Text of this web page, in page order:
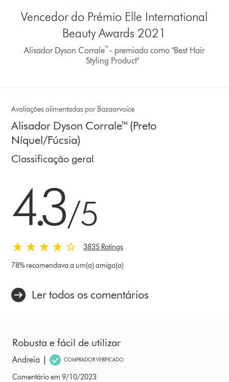
Vencedor do Prémio Elle International
Beauty Awards 2021
Alisador Dyson Corrale™ - premiado como "Best Hair
Styling Product"
Avaliações alimentadas por Bazaarvoice
Alisador Dyson Corrale™ (Preto
Níquel/Fúcsia)
Classificação geral
estrelas
5
Ratings
4.3/5
3835 Ratings
78% recomendava a um(a) amigo(a)
Ler todos os comentários
Robusta e fácil de utilizar
Andreia | COMPRADOR VERIFICADO
Comentário em 9/10/2023